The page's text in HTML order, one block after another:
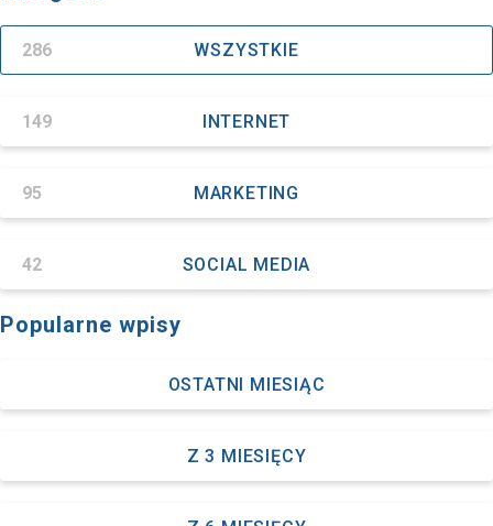
WSZYSTKIE
286
INTERNET
149
MARKETING
95
SOCIAL MEDIA
42
Popularne wpisy
OSTATNI MIESIĄC
Z 3 MIESIĘCY